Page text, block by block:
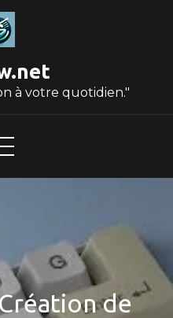
à votre quotidien."
de